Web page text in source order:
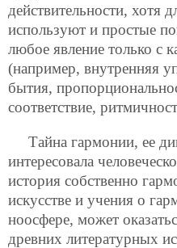
действительности, хотя
используют и простые
любое явление только с
(например, внутренняя
бытия,
соответствие,
Тайна гармонии, ее
интересовала
история собственно
искусстве и учения о
ноосфере, может
древних литературных